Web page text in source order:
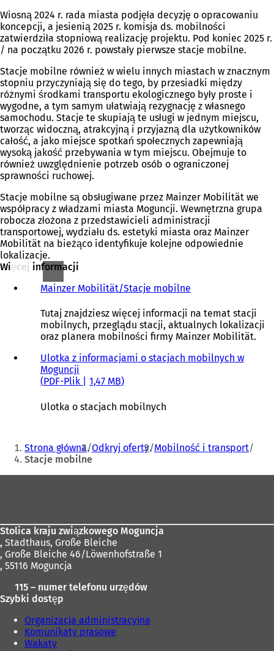
Wiosną 2024 r. rada miasta podjęła decyzję o opracowaniu
koncepcji, a jesienią 2025 r. komisja ds. mobilności
zatwierdziła stopniową realizację projektu. Pod koniec 2025 r.
/ na początku 2026 r. powstały pierwsze stacje mobilne.
Stacje mobilne również w wielu innych miastach w znacznym
stopniu przyczyniają się do tego, by przesiadki między
różnymi środkami transportu ekologicznego były proste i
wygodne, a tym samym ułatwiają rezygnację z własnego
samochodu. Stacje te skupiają te usługi w jednym miejscu,
tworząc widoczną, atrakcyjną i przyjazną dla użytkowników
całość, a jako miejsce spotkań społecznych zapewniają
wysoką jakość przebywania w tym miejscu. Obejmuje to
również uwzględnienie potrzeb osób o ograniczonej
sprawności ruchowej.
Stacje mobilne są obsługiwane przez Mainzer Mobilität we
współpracy z władzami miasta Moguncji. Wewnętrzna grupa
robocza złożona z przedstawicieli administracji
transportowej, wydziału ds. estetyki miasta oraz Mainzer
Mobilität na bieżąco identyfikuje kolejne odpowiednie
lokalizacje.
Więcej informacji
Mainzer Mobilität/Stacje mobilne
t
w
i
r
w
j
Tutaj znajdziesz więcej informacji na temat stacji
mobilnych, przeglądu stacji, aktualnych lokalizacji
oraz planera mobilności firmy Mainzer Mobilität.
Ulotka z informacjami o stacjach mobilnych w
Moguncji
PDF-Plik 1,47 MB
Ulotka o stacjach mobilnych
Jesteś
tutaj:
Strona główna Odkryj oferty Mobilność i transport
Stacje mobilne
Stolica kraju związkowego Moguncja
, Stadthaus, Große Bleiche
, Große Bleiche 46/Löwenhofstraße 1
, 55116 Moguncja
115 – numer telefonu urzędów
Szybki dostęp
Organizacja administracyjna
Komunikaty prasowe
Wakaty